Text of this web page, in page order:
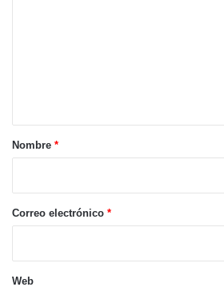
r
*
Nombre *
Correo electrónico *
Web